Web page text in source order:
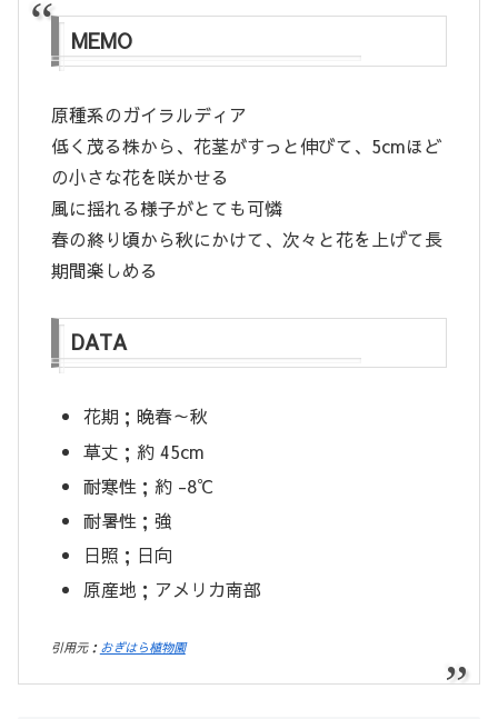
MEMO
原種系のガイラルディア
低く茂る株から、花茎がすっと伸びて、5cmほど
の小さな花を咲かせる
風に揺れる様子がとても可憐
春の終り頃から秋にかけて、次々と花を上げて長
期間楽しめる
DATA
花期；晩春～秋
草丈；約 45cm
耐寒性；約 -8℃
耐暑性；強
日照；日向
原産地；アメリカ南部
引用元： おぎはら植物園